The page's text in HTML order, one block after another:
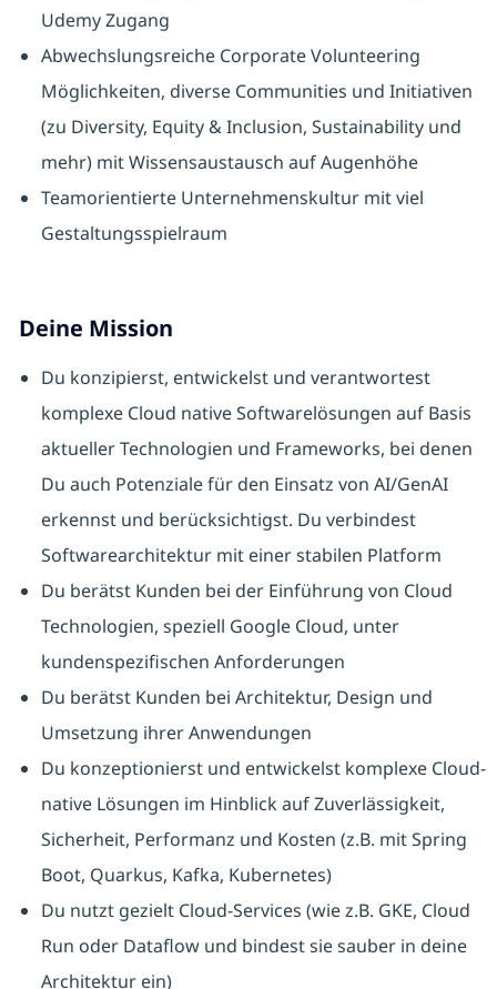
Udemy Zugang
Abwechslungsreiche Corporate Volunteering
Möglichkeiten, diverse Communities und Initiativen
(zu Diversity, Equity & Inclusion, Sustainability und
mehr) mit Wissensaustausch auf Augenhöhe
Teamorientierte Unternehmenskultur mit viel
Gestaltungsspielraum
Deine Mission
Du konzipierst, entwickelst und verantwortest
komplexe Cloud native Softwarelösungen auf Basis
aktueller Technologien und Frameworks, bei denen
Du auch Potenziale für den Einsatz von AI/GenAI
erkennst und berücksichtigst. Du verbindest
Softwarearchitektur mit einer stabilen Platform
Du berätst Kunden bei der Einführung von Cloud
Technologien, speziell Google Cloud, unter
kundenspezifischen Anforderungen
Du berätst Kunden bei Architektur, Design und
Umsetzung ihrer Anwendungen
Du konzeptionierst und entwickelst komplexe Cloud-
native Lösungen im Hinblick auf Zuverlässigkeit,
Sicherheit, Performanz und Kosten (z.B. mit Spring
Boot, Quarkus, Kafka, Kubernetes)
Du nutzt gezielt Cloud-Services (wie z.B. GKE, Cloud
Run oder Dataflow und bindest sie sauber in deine
Architektur ein)